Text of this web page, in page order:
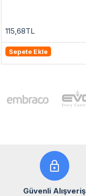
115,68TL
Sepete Ekle
Güvenli Alışveriş